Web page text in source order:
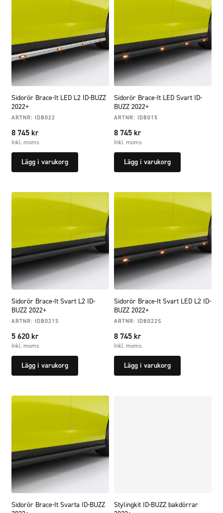
Sidorör Brace-It LED L2 ID-BUZZ
2022+
ARTNR: IDB022
8 745 kr
Inkl. moms
Lägg i varukorg
Sidorör Brace-It LED Svart ID-
BUZZ 2022+
ARTNR: IDB015
8 745 kr
Inkl. moms
Lägg i varukorg
Sidorör Brace-It Svart L2 ID-
BUZZ 2022+
ARTNR: IDB021S
5 620 kr
Inkl. moms
Lägg i varukorg
Sidorör Brace-It Svart LED L2 ID-
BUZZ 2022+
ARTNR: IDB022S
8 745 kr
Inkl. moms
Lägg i varukorg
Sidorör Brace-It Svarta ID-BUZZ
Stylingkit ID-BUZZ bakdörrar